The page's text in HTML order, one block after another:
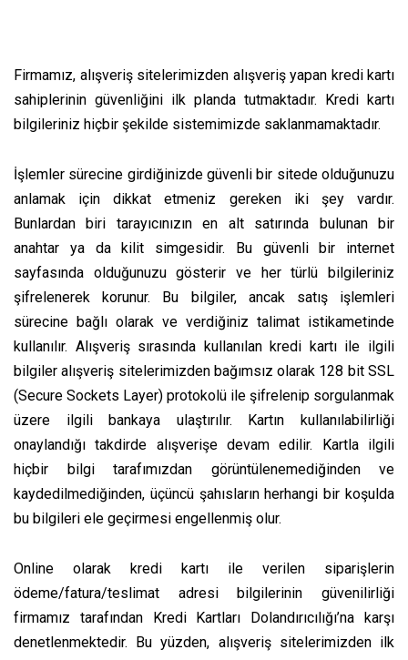
Firmamız, alışveriş sitelerimizden alışveriş yapan kredi kartı
sahiplerinin güvenliğini ilk planda tutmaktadır. Kredi kartı
bilgileriniz hiçbir şekilde sistemimizde saklanmamaktadır.
İşlemler sürecine girdiğinizde güvenli bir sitede olduğunuzu
anlamak için dikkat etmeniz gereken iki şey vardır.
Bunlardan biri tarayıcınızın en alt satırında bulunan bir
anahtar ya da kilit simgesidir. Bu güvenli bir internet
sayfasında olduğunuzu gösterir ve her türlü bilgileriniz
şifrelenerek korunur. Bu bilgiler, ancak satış işlemleri
sürecine bağlı olarak ve verdiğiniz talimat istikametinde
kullanılır. Alışveriş sırasında kullanılan kredi kartı ile ilgili
bilgiler alışveriş sitelerimizden bağımsız olarak 128 bit SSL
(Secure Sockets Layer) protokolü ile şifrelenip sorgulanmak
üzere ilgili bankaya ulaştırılır. Kartın kullanılabilirliği
onaylandığı takdirde alışverişe devam edilir. Kartla ilgili
hiçbir bilgi tarafımızdan görüntülenemediğinden ve
kaydedilmediğinden, üçüncü şahısların herhangi bir koşulda
bu bilgileri ele geçirmesi engellenmiş olur.
Online olarak kredi kartı ile verilen siparişlerin
ödeme/fatura/teslimat adresi bilgilerinin güvenilirliği
firmamız tarafından Kredi Kartları Dolandırıcılığı’na karşı
denetlenmektedir. Bu yüzden, alışveriş sitelerimizden ilk